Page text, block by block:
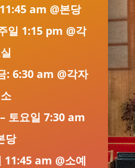
am @본당
일 1:15 pm @각
: 6:30 am @각자
토요일 7:30 am
당
11:45 am @소예